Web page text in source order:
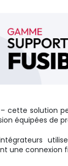
cette solution
équipées de
une connexion